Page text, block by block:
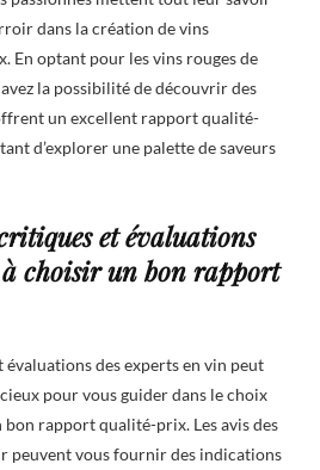
dans la création de vins
En optant pour les vins rouges de
la possibilité de découvrir des
un excellent rapport qualité-
d’explorer une palette de saveurs
et évaluations
choisir un bon rapport
des experts en vin peut
pour vous guider dans le choix
rapport qualité-prix. Les avis des
peuvent vous fournir des indications